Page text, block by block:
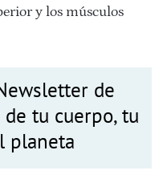
y los músculos
de
tu cuerpo, tu
planeta